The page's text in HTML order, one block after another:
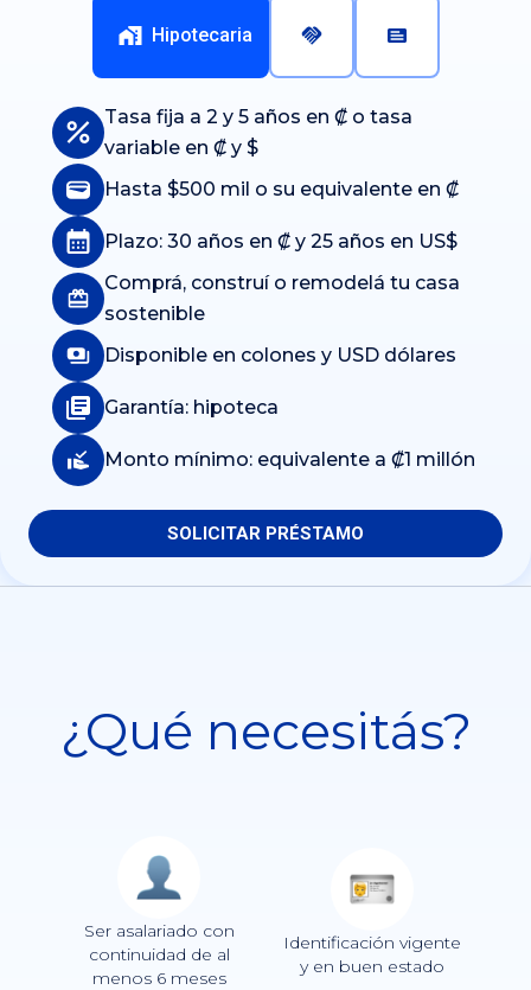
Hipotecaria
Tasa fija a 2 y 5 años en ₡ o tasa
variable en ₡ y $
Hasta $500 mil o su equivalente en ₡
Plazo: 30 años en ₡ y 25 años en US$
Comprá, construí o remodelá tu casa
sostenible
Disponible en colones y USD dólares
Garantía: hipoteca
Monto mínimo: equivalente a ₡1 millón
SOLICITAR PRÉSTAMO
¿Qué necesitás?
Ser asalariado con
continuidad de al
menos 6 meses
Identificación vigente
y en buen estado